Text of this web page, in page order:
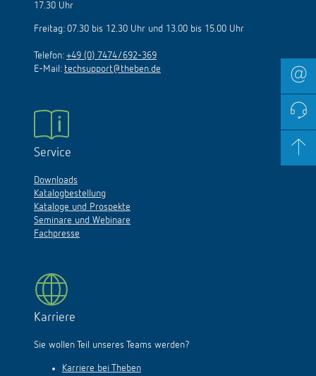
17.30 Uhr
Freitag: 07.30 bis 12.30 Uhr und 13.00 bis 15.00 Uhr
Telefon: +49 (0) 7474/692-369
E-Mail: techsupport@theben.de
Service
Downloads
Katalogbestellung
Kataloge und Prospekte
Seminare und Webinare
Fachpresse
Karriere
Sie wollen Teil unseres Teams werden?
Karriere bei Theben